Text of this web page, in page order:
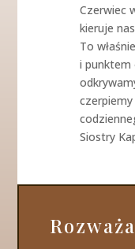
Czerwiec
kieruje
To
i punktem
czerpiemy
Siostry